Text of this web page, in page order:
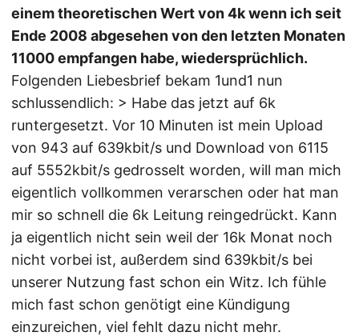
einem theoretischen Wert von 4k wenn ich seit
Ende 2008 abgesehen von den letzten Monaten
11000 empfangen habe, wiedersprüchlich.
Folgenden Liebesbrief bekam 1und1 nun
schlussendlich: > Habe das jetzt auf 6k
runtergesetzt. Vor 10 Minuten ist mein Upload
von 943 auf 639kbit/s und Download von 6115
auf 5552kbit/s gedrosselt worden, will man mich
eigentlich vollkommen verarschen oder hat man
mir so schnell die 6k Leitung reingedrückt. Kann
ja eigentlich nicht sein weil der 16k Monat noch
nicht vorbei ist, außerdem sind 639kbit/s bei
unserer Nutzung fast schon ein Witz. Ich fühle
mich fast schon genötigt eine Kündigung
einzureichen, viel fehlt dazu nicht mehr.